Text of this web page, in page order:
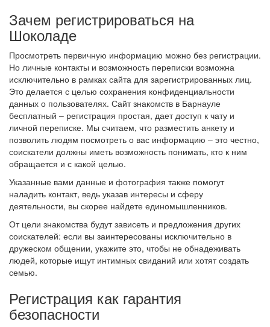
Зачем регистрироваться на
Шоколаде
Просмотреть первичную информацию можно без регистрации.
Но личные контакты и возможность переписки возможна
исключительно в рамках сайта для зарегистрированных лиц.
Это делается с целью сохранения конфиденциальности
данных о пользователях. Сайт знакомств в Барнауле
бесплатный – регистрация простая, дает доступ к чату и
личной переписке. Мы считаем, что разместить анкету и
позволить людям посмотреть о вас информацию – это честно,
соискатели должны иметь возможность понимать, кто к ним
обращается и с какой целью.
Указанные вами данные и фотография также помогут
наладить контакт, ведь указав интересы и сферу
деятельности, вы скорее найдете единомышленников.
От цели знакомства будут зависеть и предложения других
соискателей: если вы заинтересованы исключительно в
дружеском общении, укажите это, чтобы не обнадеживать
людей, которые ищут интимных свиданий или хотят создать
семью.
Регистрация как гарантия
безопасности